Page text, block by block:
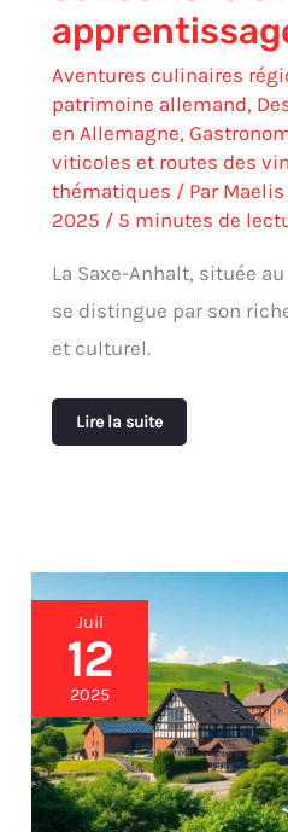
Aventures culinaires
patrimoine allemand,
en Allemagne,
viticoles et routes des
thématiques / Par Maelis
2025 / 5 minutes de
La Saxe-Anhalt, située
se distingue par son
et culturel.
Lire la suite
Juil
12
2025
et
bière
:
visitez
les
brasseries
écoresponsables
d’Allemagne